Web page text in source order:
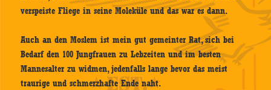
verspeiste Fliege in seine Moleküle und das war es dann.
Auch an den Moslem ist mein gut gemeinter Rat, sich bei
Bedarf den 100 Jungfrauen zu Lebzeiten und im besten
Mannesalter zu widmen, jedenfalls lange bevor das meist
traurige und schmerzhafte Ende naht.